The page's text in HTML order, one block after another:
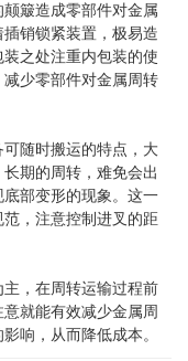
簸造成零部件对金属
销锁紧装置，极易造
之处注重内包装的使
少零部件对金属周转
随时搬运的特点，大
期的周转，难免会出
部变形的现象。这一
，注意控制进叉的距
，在周转运输过程前
就能有效减少金属周
响，从而降低成本。